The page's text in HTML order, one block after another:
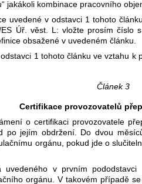
jakákoli kombinace pracovního
uvedené v odstavci 1 tohoto
Úř. věst. L: vložte prosím číslo
obsažené v uvedeném článku.
1 tohoto článku ve vztahu
Článek 3
Certifikace provozovatelů
o certifikaci provozovatele
po jejím obdržení. Do dvou
orgánu, pokud jde o
uvedeného v prvním
orgánu. V takovém případě